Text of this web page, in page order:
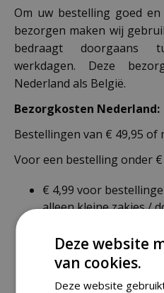
Om uw bestelling goed
bezorgen maken wij
bedraagt
werkdagen. Deze
Nederland als België.
Bezorgkosten Nederland:
Bestellingen van € 49,95 of
Voor een bestelling onder
€ 4,99 voor
alleen kleine zakjes /
€ 6,99 voor
rest van de
verzonden.
Deze website
van cookies.
Deze website